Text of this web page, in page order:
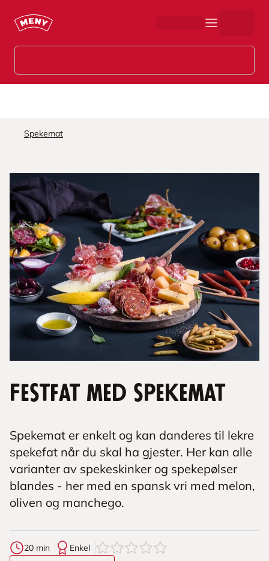
Spekemat
Festfat med spekemat
Spekemat er enkelt og kan danderes til lekre
spekefat når du skal ha gjester. Her kan alle
varianter av spekeskinker og spekepølser
blandes - her med en spansk vri med melon,
oliven og manchego.
20 min Enkel 0av5stjerner